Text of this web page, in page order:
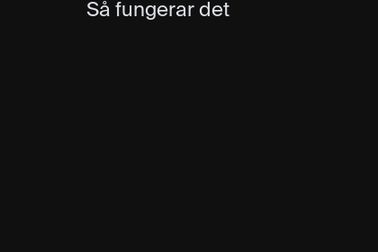
Så fungerar det